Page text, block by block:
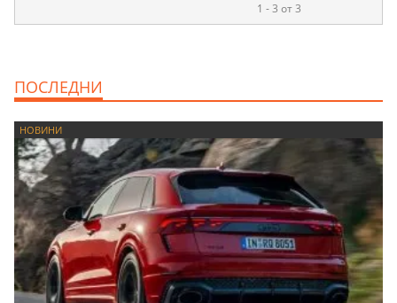
1 - 3 от 3
ПОСЛЕДНИ
НОВИНИ